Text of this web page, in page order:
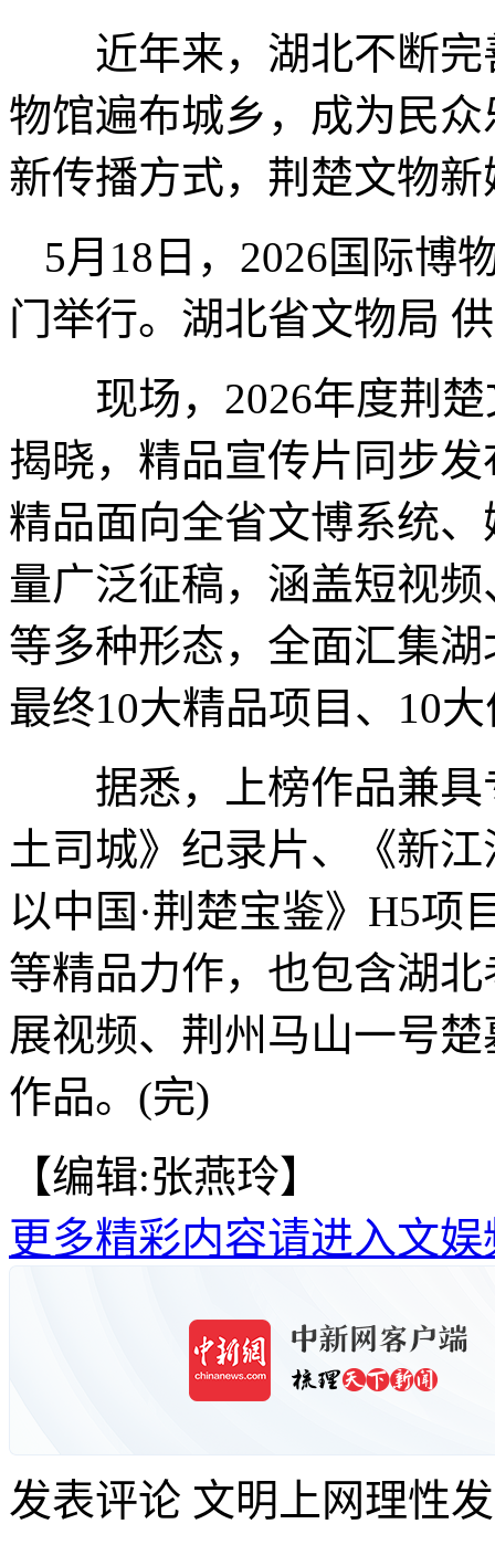
近年来，湖北不断完
物馆遍布城乡，成为民
新传播方式，荆楚文物
5月18日，2026国际博
门举行。湖北省文物局
现场，2026年度荆楚
揭晓，精品宣传片同步
精品面向全省文博系统
量广泛征稿，涵盖短视
等多种形态，全面汇集
最终10大精品项目、10
据悉，上榜作品兼具
土司城》纪录片、《新
以中国·荆楚宝鉴》H5项
等精品力作，也包含湖
展视频、荆州马山一号
作品。(完)
【编辑:张燕玲】
更多精彩内容请进入文娱
发表评论 文明上网理性